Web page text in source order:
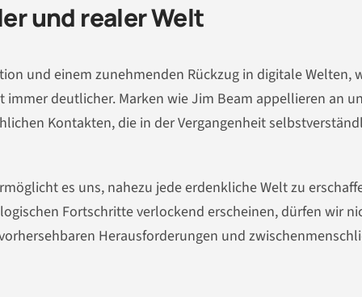
und realer Welt
und einem zunehmenden Rückzug in digitale Welten,
deutlicher. Marken wie Jim Beam appellieren an
Kontakten, die in der Vergangenheit
es uns, nahezu jede erdenkliche Welt zu
Fortschritte verlockend erscheinen, dürfen wir
Herausforderungen und